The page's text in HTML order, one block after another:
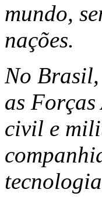
mundo,
nações.
No Brasil,
as Forças
civil e